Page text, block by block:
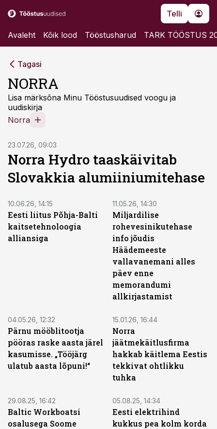
Telli
Avaleht Kõik lood Tööstusharud TARK TÖÖSTUS
Tagasi
NORRA
Lisa märksõna Minu Tööstusuudised voogu ja
uudiskirja
Norra
23.07.26, 09:03
Norra Hydro taaskäivitab
Slovakkia alumiiniumitehase
10.06.26, 14:15
Eesti liitus Põhja-Balti
kaitsetehnoloogia
alliansiga
11.05.26, 14:30
Miljardilise
rohevesinikutehase
info jõudis
Häädemeeste
vallavanemani alles
päev enne
memorandumi
allkirjastamist
04.05.26, 12:32
Pärnu mööblitootja
pööras raske aasta järel
kasumisse. „Tööjärg
ulatub aasta lõpuni!“
15.01.26, 16:44
Norra
jäätmekäitlusfirma
hakkab käitlema Eestis
tekkivat ohtlikku
tuhka
29.08.25, 16:42
Baltic Workboatsi
osalusega Soome
05.08.25, 14:34
Eesti elektrihind
kukkus pea kolm korda